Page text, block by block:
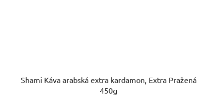
Shami Káva arabská extra kardamon, Extra Pražená
450g